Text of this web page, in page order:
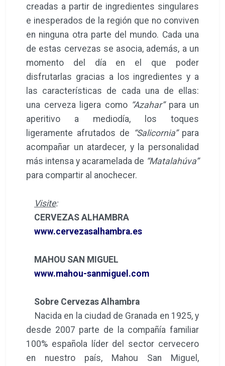
creadas a partir de ingredientes singulares
e inesperados de la región que no conviven
en ninguna otra parte del mundo. Cada una
de estas cervezas se asocia, además, a un
momento del día en el que poder
disfrutarlas gracias a los ingredientes y a
las características de cada una de ellas:
una cerveza ligera como “Azahar” para un
aperitivo a mediodía, los toques
ligeramente afrutados de “Salicornia”para
acompañar un atardecer, y la personalidad
más intensa y acaramelada de “Matalahúva”
para compartir al anochecer.
Visite:
CERVEZAS ALHAMBRA
www.cervezasalhambra.es
MAHOU SAN MIGUEL
www.mahou-sanmiguel.com
Sobre Cervezas Alhambra
Nacida en la ciudad de Granada en 1925, y
desde 2007 parte de la compañía familiar
100% española líder del sector cervecero
en nuestro país, Mahou San Miguel,